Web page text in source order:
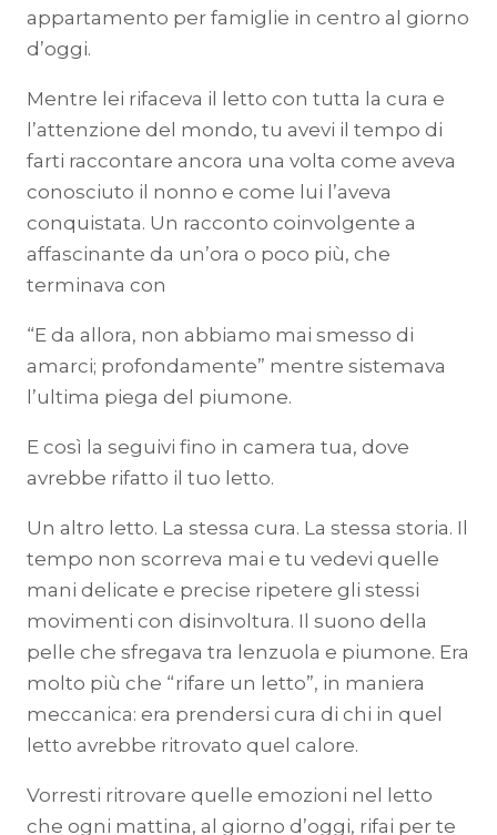
appartamento per famiglie in centro al giorno
d’oggi.
Mentre lei rifaceva il letto con tutta la cura e
l’attenzione del mondo, tu avevi il tempo di
farti raccontare ancora una volta come aveva
conosciuto il nonno e come lui l’aveva
conquistata. Un racconto coinvolgente a
affascinante da un’ora o poco più, che
terminava con
“E da allora, non abbiamo mai smesso di
amarci; profondamente” mentre sistemava
l’ultima piega del piumone.
E così la seguivi fino in camera tua, dove
avrebbe rifatto il tuo letto.
Un altro letto. La stessa cura. La stessa storia. Il
tempo non scorreva mai e tu vedevi quelle
mani delicate e precise ripetere gli stessi
movimenti con disinvoltura. Il suono della
pelle che sfregava tra lenzuola e piumone. Era
molto più che “rifare un letto”, in maniera
meccanica: era prendersi cura di chi in quel
letto avrebbe ritrovato quel calore.
Vorresti ritrovare quelle emozioni nel letto
che ogni mattina, al giorno d’oggi, rifai per te